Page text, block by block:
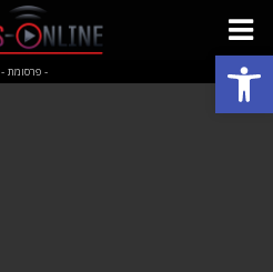
פתח סרגל נגישות - פרסומת -